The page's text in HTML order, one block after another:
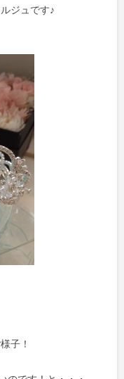
ジュです♪
子！